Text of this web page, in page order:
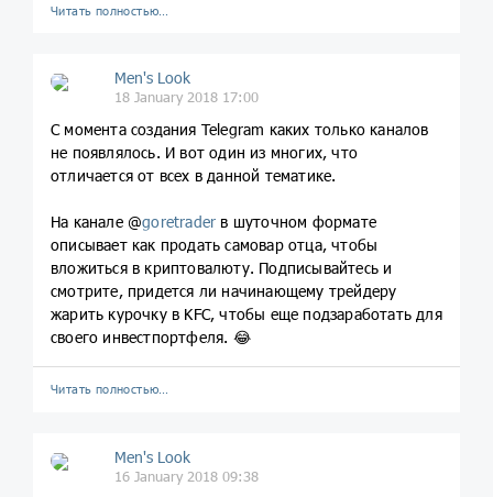
Читать полностью…
Men's Look
18 January 2018 17:00
С момента создания Telegram каких только каналов
не появлялось. И вот один из многих, что
отличается от всех в данной тематике.
На канале @goretrader в шуточном формате
описывает как продать самовар отца, чтобы
вложиться в криптовалюту. Подписывайтесь и
смотрите, придется ли начинающему трейдеру
жарить курочку в KFC, чтобы еще подзаработать для
своего инвестпортфеля. 😂
Читать полностью…
Men's Look
16 January 2018 09:38